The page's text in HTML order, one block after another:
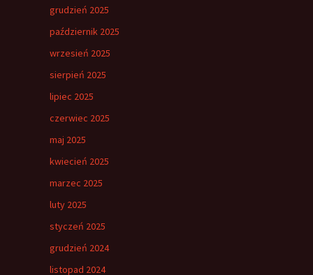
grudzień 2025
październik 2025
wrzesień 2025
sierpień 2025
lipiec 2025
czerwiec 2025
maj 2025
kwiecień 2025
marzec 2025
luty 2025
styczeń 2025
grudzień 2024
listopad 2024